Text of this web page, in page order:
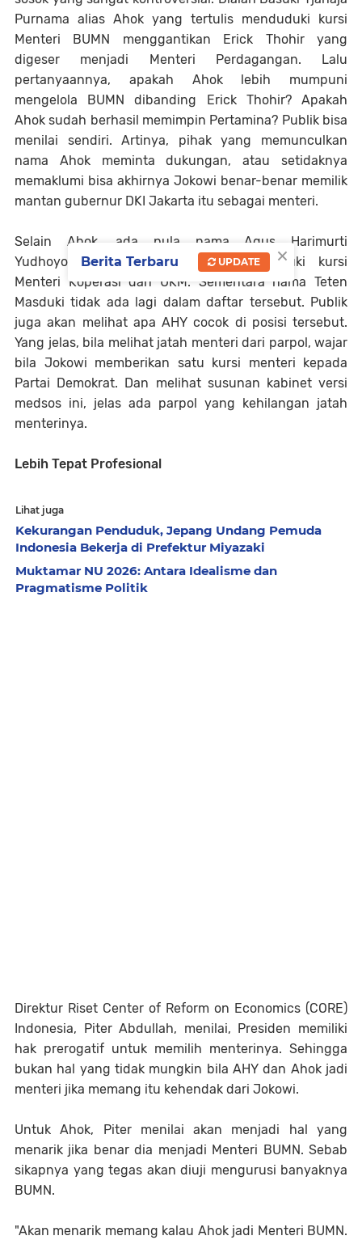
Purnama alias Ahok yang tertulis menduduki kursi
Menteri BUMN menggantikan Erick Thohir yang
digeser menjadi Menteri Perdagangan. Lalu
pertanyaannya, apakah Ahok lebih mumpuni
mengelola BUMN dibanding Erick Thohir? Apakah
Ahok sudah berhasil memimpin Pertamina? Publik bisa
menilai sendiri. Artinya, pihak yang memunculkan
nama Ahok meminta dukungan, atau setidaknya
memaklumi bisa akhirnya Jokowi benar-benar memilik
mantan gubernur DKI Jakarta itu sebagai menteri.
Selain Ahok, ada pula nama Agus Harimurti
Yudhoyono (AHY) yang ditulis menduduki kursi
Menteri Koperasi dan UKM. Sementara nama Teten
Masduki tidak ada lagi dalam daftar tersebut. Publik
juga akan melihat apa AHY cocok di posisi tersebut.
Yang jelas, bila melihat jatah menteri dari parpol, wajar
bila Jokowi memberikan satu kursi menteri kepada
Partai Demokrat. Dan melihat susunan kabinet versi
medsos ini, jelas ada parpol yang kehilangan jatah
menterinya.
Lebih Tepat Profesional
Lihat juga
Kekurangan Penduduk, Jepang Undang Pemuda
Indonesia Bekerja di Prefektur Miyazaki
Muktamar NU 2026: Antara Idealisme dan
Pragmatisme Politik
Direktur Riset Center of Reform on Economics (CORE)
Indonesia, Piter Abdullah, menilai, Presiden memiliki
hak prerogatif untuk memilih menterinya. Sehingga
bukan hal yang tidak mungkin bila AHY dan Ahok jadi
menteri jika memang itu kehendak dari Jokowi.
Untuk Ahok, Piter menilai akan menjadi hal yang
menarik jika benar dia menjadi Menteri BUMN. Sebab
sikapnya yang tegas akan diuji mengurusi banyaknya
BUMN.
"Akan menarik memang kalau Ahok jadi Menteri BUMN.
×
Berita Terbaru UPDATE